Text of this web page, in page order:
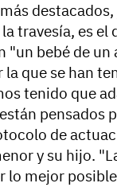
travesía, es el
"un bebé de
la que se han
tenido que
pensados
de
y su hijo.
lo mejor